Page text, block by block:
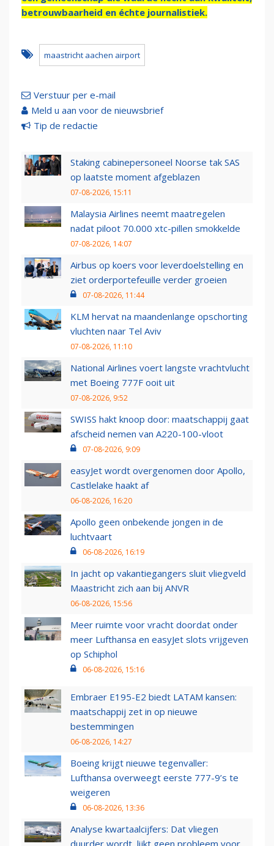
betrouwbaarheid en échte journalistiek.
maastricht aachen airport
Verstuur per e-mail
Meld u aan voor de nieuwsbrief
Tip de redactie
Staking cabinepersoneel Noorse tak SAS
op laatste moment afgeblazen
07-08-2026, 15:11
Malaysia Airlines neemt maatregelen
nadat piloot 70.000 xtc-pillen smokkelde
07-08-2026, 14:07
Airbus op koers voor leverdoelstelling en
ziet orderportefeuille verder groeien
07-08-2026, 11:44
KLM hervat na maandenlange opschorting
vluchten naar Tel Aviv
07-08-2026, 11:10
National Airlines voert langste vrachtvlucht
met Boeing 777F ooit uit
07-08-2026, 9:52
SWISS hakt knoop door: maatschappij gaat
afscheid nemen van A220-100-vloot
07-08-2026, 9:09
easyJet wordt overgenomen door Apollo,
Castlelake haakt af
06-08-2026, 16:20
Apollo geen onbekende jongen in de
luchtvaart
06-08-2026, 16:19
In jacht op vakantiegangers sluit vliegveld
Maastricht zich aan bij ANVR
06-08-2026, 15:56
Meer ruimte voor vracht doordat onder
meer Lufthansa en easyJet slots vrijgeven
op Schiphol
06-08-2026, 15:16
Embraer E195-E2 biedt LATAM kansen:
maatschappij zet in op nieuwe
bestemmingen
06-08-2026, 14:27
Boeing krijgt nieuwe tegenvaller:
Lufthansa overweegt eerste 777-9’s te
weigeren
06-08-2026, 13:36
Analyse kwartaalcijfers: Dat vliegen